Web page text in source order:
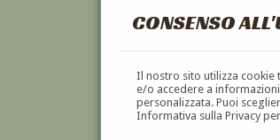
CONSENSO
Il nostro sito utilizza cookie
e/o accedere a
personalizzata. Puoi
Informativa sulla Privacy
CERTOSINI A